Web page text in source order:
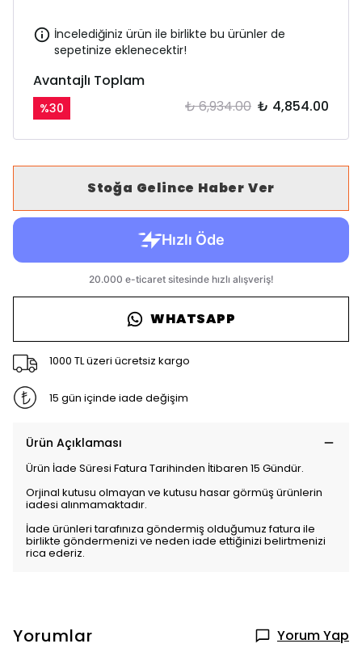
İncelediğiniz ürün ile birlikte bu ürünler de
sepetinize eklenecektir!
Avantajlı Toplam
%30 ₺ 6,934.00 ₺ 4,854.00
Stoğa Gelince Haber Ver
WHATSAPP
1000 TL üzeri ücretsiz kargo
15 gün içinde iade değişim
Ürün Açıklaması
Ürün İade Süresi Fatura Tarihinden İtibaren 15 Gündür.
Orjinal kutusu olmayan ve kutusu hasar görmüş ürünlerin
iadesi alınmamaktadır.
İade ürünleri tarafınıza göndermiş olduğumuz fatura ile
birlikte göndermenizi ve neden iade ettiğinizi belirtmenizi
rica ederiz.
Yorumlar Yorum Yap